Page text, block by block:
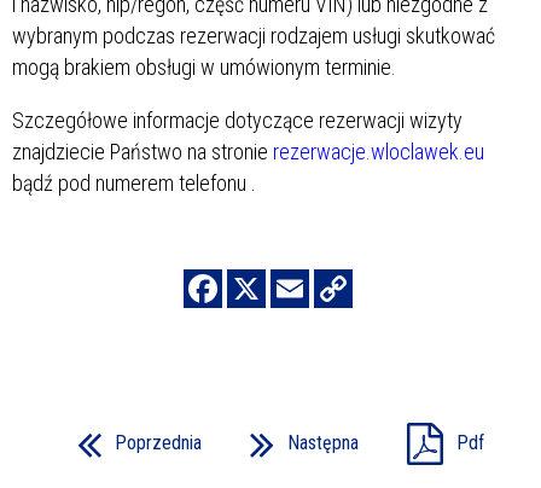
wybranym podczas rezerwacji rodzajem usługi skutkować
mogą brakiem obsługi w umówionym terminie.
Szczegółowe informacje dotyczące rezerwacji wizyty
znajdziecie Państwo na stronie rezerwacje.wloclawek.eu
bądź pod numerem telefonu
Poprzednia Następna Pdf